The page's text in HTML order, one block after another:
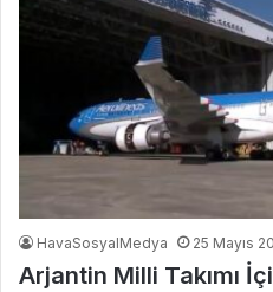
HavaSosyalMedya 25 Mayıs
Arjantin Milli Takımı